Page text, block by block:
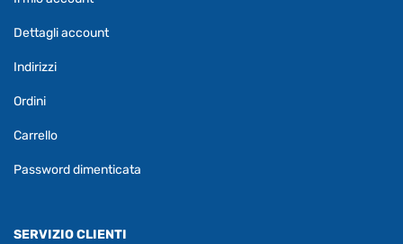
Dettagli account
Indirizzi
Ordini
Carrello
Password dimenticata
SERVIZIO CLIENTI